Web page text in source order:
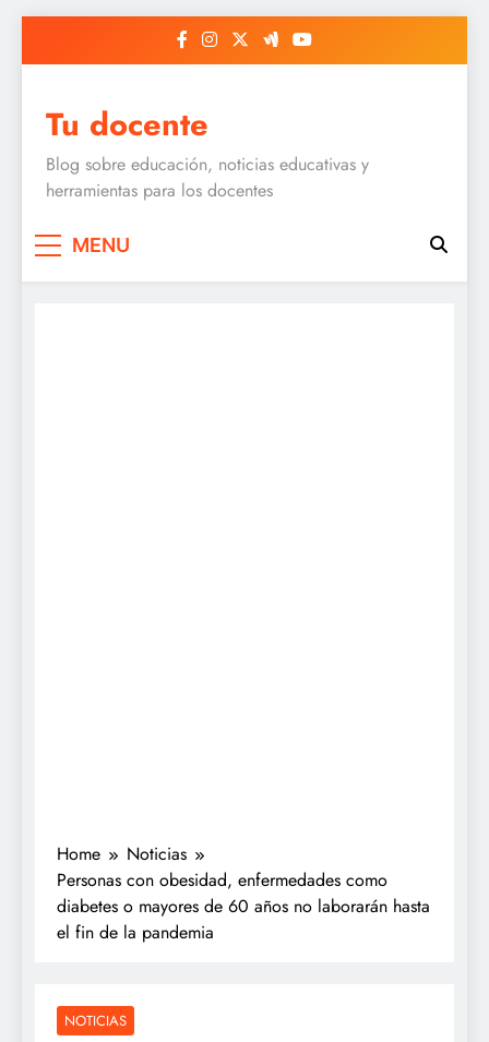
Tu docente
Blog sobre educación, noticias educativas y
herramientas para los docentes
MENU
Home
Noticias
Personas con obesidad, enfermedades como
diabetes o mayores de 60 años no laborarán hasta
el fin de la pandemia
NOTICIAS